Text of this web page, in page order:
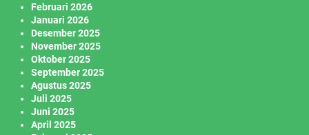
Februari 2026
Januari 2026
Desember 2025
November 2025
Oktober 2025
September 2025
Agustus 2025
Juli 2025
Juni 2025
April 2025